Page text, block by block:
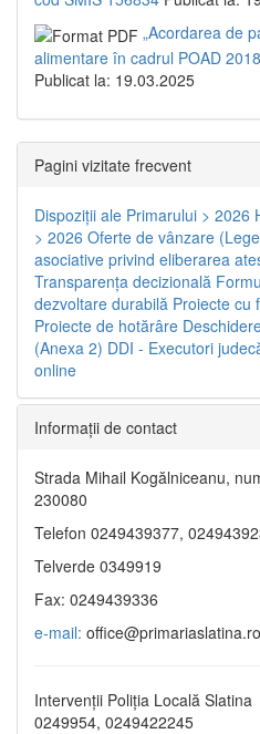
„Acordarea de
alimentare în cadrul POAD
Publicat la: 19.03.2025
Pagini vizitate frecvent
Dispoziţii ale Primarului > 2026
> 2026 Oferte de vânzare
asociative privind eliberarea
Transparenţa decizională
dezvoltare durabilă Proiecte cu
Proiecte de hotărâre
(Anexa 2) DDI - Executori
online
Informaţii de contact
Strada Mihail Kogălniceanu,
230080
Telefon 0249439377,
Telverde 0349919
Fax: 0249439336
e-mail: office@primariaslatina.ro
Intervenții Poliția Locală Slatina
0249954, 0249422245